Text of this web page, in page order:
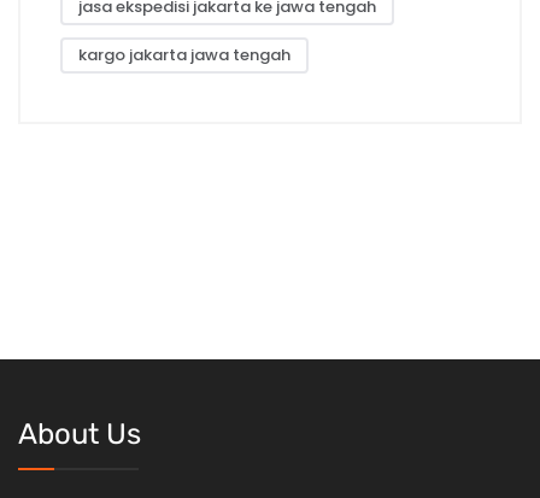
jasa ekspedisi jakarta ke jawa tengah
kargo jakarta jawa tengah
About Us